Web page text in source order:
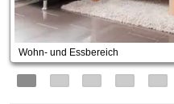
Wohn- und Essbereich